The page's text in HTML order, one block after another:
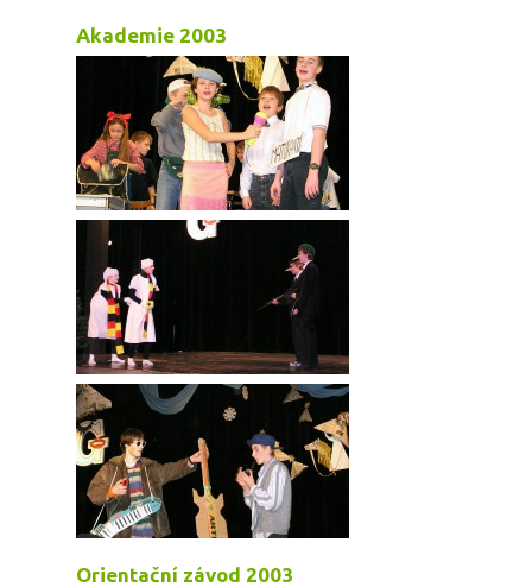
Akademie 2003
Orientační závod 2003